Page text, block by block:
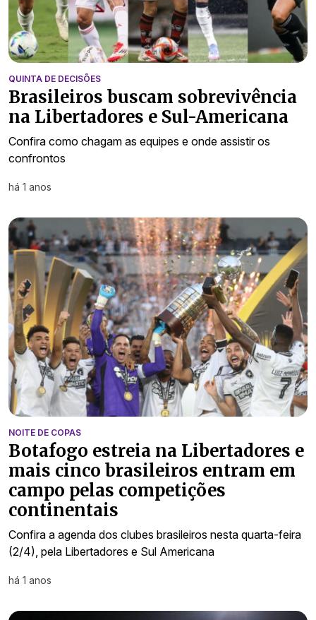
QUINTA DE DECISÕES
Brasileiros buscam sobrevivência
na Libertadores e Sul-Americana
Confira como chagam as equipes e onde assistir os
confrontos
há 1 anos
NOITE DE COPAS
Botafogo estreia na Libertadores e
mais cinco brasileiros entram em
campo pelas competições
continentais
Confira a agenda dos clubes brasileiros nesta quarta-feira
(2/4), pela Libertadores e Sul Americana
há 1 anos